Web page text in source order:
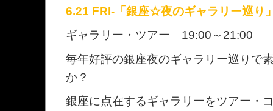
6.21 FRI-「銀座☆夜のギャラリー巡り
ギャラリー・ツアー 19:00～21:00
毎年好評の銀座夜のギャラリー巡りで
か？
銀座に点在するギャラリーをツアー・